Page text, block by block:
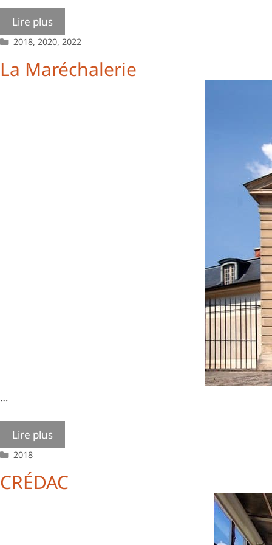
Lire plus
Catégories
2018, 2020, 2022
La Maréchalerie
…
Lire plus
Catégories
2018
CRÉDAC